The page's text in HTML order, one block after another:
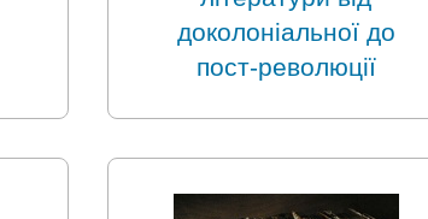
доколоніальної до
пост-революції